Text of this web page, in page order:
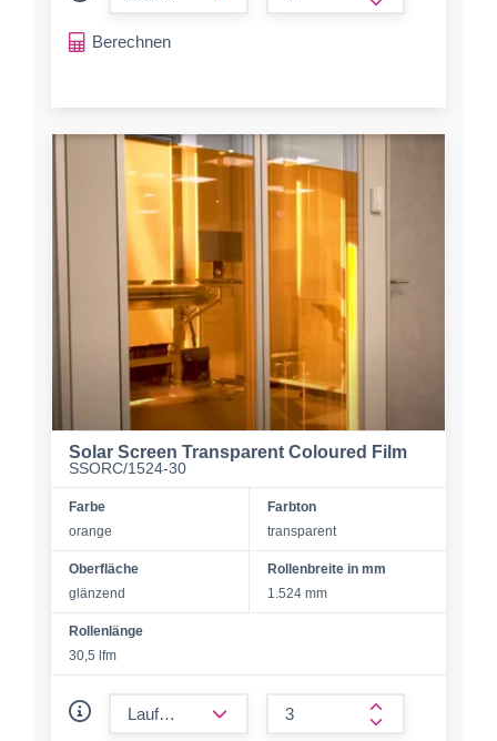
form.increase-
Berechnen
Solar Screen Transparent Coloured Film
SSORC/1524-30
Farbe
orange
Farbton
transparent
Oberfläche
glänzend
Rollenbreite in mm
1.524 mm
Rollenlänge
30,5 lfm
form.increase-